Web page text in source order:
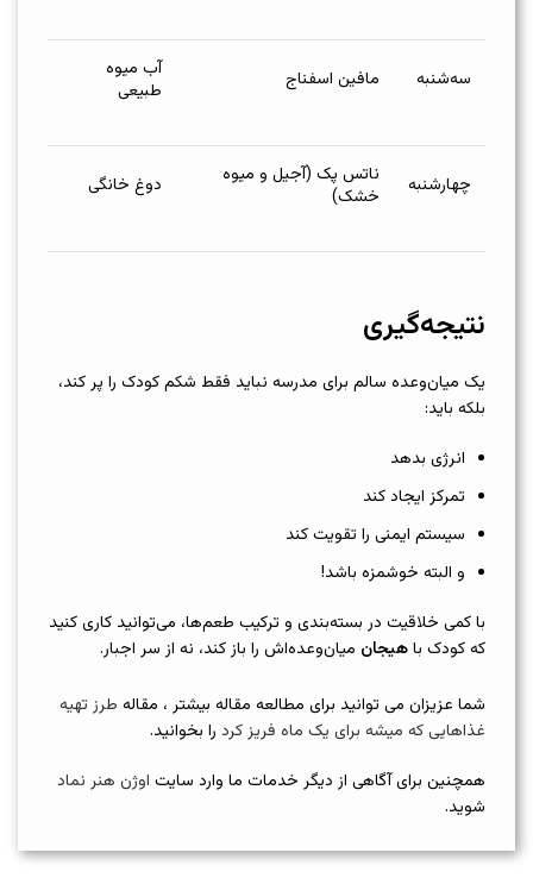
سه‌شنبه مافین اسفناج
آب میوه
طبیعی
چهارشنبه
ناتس پک (آجیل و میوه
خشک)
دوغ خانگی
نتیجه‌گیری
یک میان‌وعده سالم برای مدرسه نباید فقط شکم کودک را پر کند،
بلکه باید:
انرژی بدهد
تمرکز ایجاد کند
سیستم ایمنی را تقویت کند
و البته خوشمزه باشد!
با کمی خلاقیت در بسته‌بندی و ترکیب طعم‌ها، می‌توانید کاری کنید
که کودک باهیجان میان‌وعده‌اش را باز کند، نه از سر اجبار.
شما عزیزان می توانید برای مطالعه مقاله بیشتر ، مقاله طرز تهیه
غذاهایی که میشه برای یک ماه فریز کرد را بخوانید.
همچنین برای آگاهی از دیگر خدمات ما وارد سایت اوژن هنر نماد
شوید.